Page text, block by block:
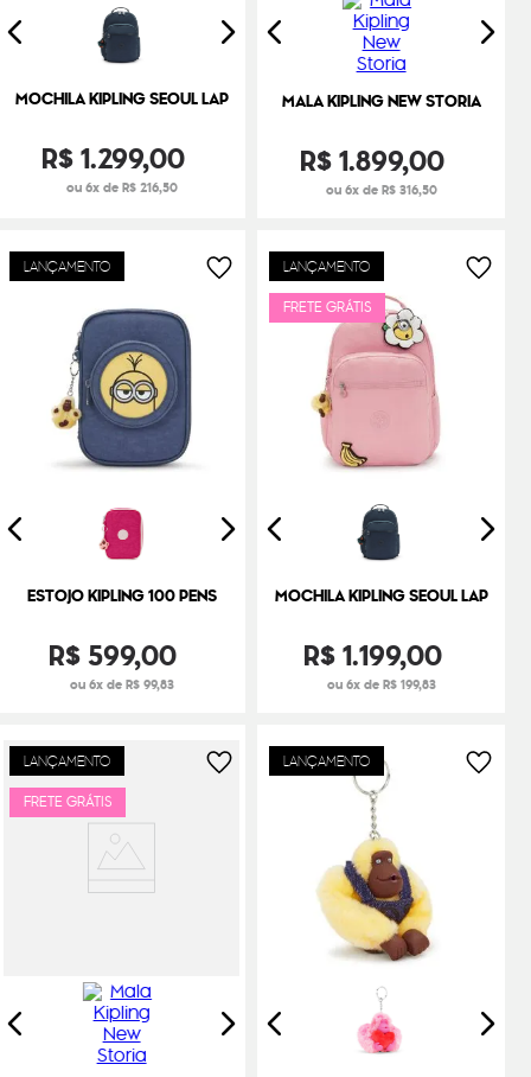
MOCHILA KIPLING SEOUL LAP
R$1.299,00
ou 6x de R$ 216,50
MALA KIPLING NEW STORIA
R$1.899,00
ou 6x de R$ 316,50
LANÇAMENTO
ESTOJO KIPLING 100 PENS
R$599,00
ou 6x de R$ 99,83
LANÇAMENTO
FRETE GRÁTIS
MOCHILA KIPLING SEOUL LAP
R$1.199,00
ou 6x de R$ 199,83
LANÇAMENTO
FRETE GRÁTIS
LANÇAMENTO